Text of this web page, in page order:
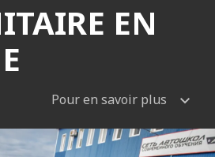
EN
Pour en savoir plus